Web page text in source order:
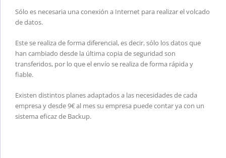
Sólo es necesaria una conexión a Internet para realizar el volcado
de datos.
Este se realiza de forma diferencial, es decir, sólo los datos que
han cambiado desde la última copia de seguridad son
transferidos, por lo que el envío se realiza de forma rápida y
fiable.
Existen distintos planes adaptados a las necesidades de cada
empresa y desde 9€ al mes su empresa puede contar ya con un
sistema eficaz de Backup.